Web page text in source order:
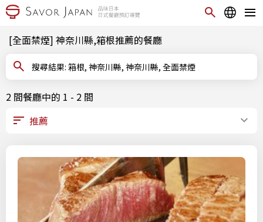
[全面禁煙] 神奈川縣,箱根推薦的餐廳
搜尋結果: 箱根, 神奈川縣, 神奈川縣, 全面禁煙
2 間餐廳中的 1 - 2 間